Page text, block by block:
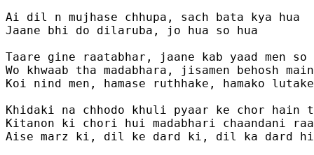
Ai dil n mujhase chhupa, sach bata kya hua
Jaane bhi do dilaruba, jo hua so hua
Taare gine raatabhar, jaane kab yaad men
Wo khwaab tha madabhara, jisamen behosh
Koi nind men, hamase ruthhake, hamako
Khidaki na chhodo khuli pyaar ke chor hain
Kitanon ki chori hui madabhari chaandani
Aise marz ki, dil ke dard ki, dil ka dard